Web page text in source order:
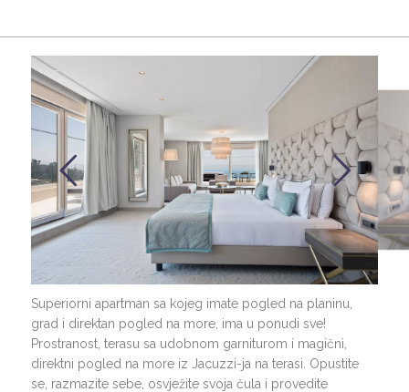
Superiorni apartman sa kojeg imate pogled na planinu,
grad i direktan pogled na more, ima u ponudi sve!
Prostranost, terasu sa udobnom garniturom i magični,
direktni pogled na more iz Jacuzzi-ja na terasi. Opustite
se, razmazite sebe, osvježite svoja čula i provedite